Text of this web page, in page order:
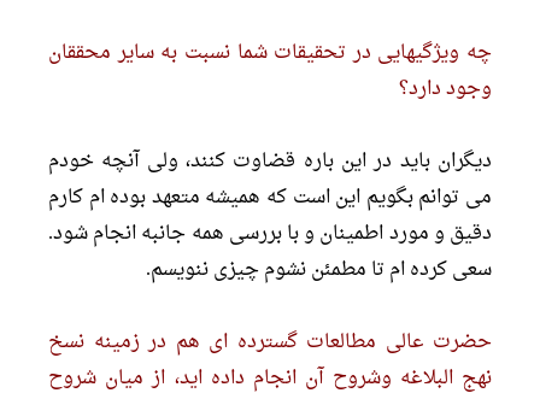
چه ویژگیهایى در تحقیقات شما نسبت به سایر محققان
وجود دارد؟
دیگران باید در این باره قضاوت کنند، ولى آنچه خودم
مى توانم بگویم این است که همیشه متعهد بوده ام کارم
دقیق و مورد اطمینان و با بررسى همه جانبه انجام شود.
سعى کرده ام تا مطمئن نشوم چیزى ننویسم.
حضرت عالى مطالعات گسترده اى هم در زمینه نسخ
نهج البلاغه وشروح آن انجام داده اید، از میان شروح